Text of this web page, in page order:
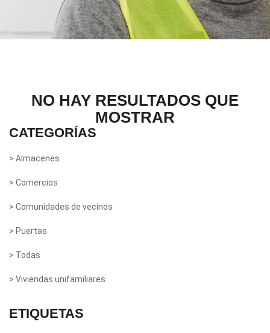
NO HAY RESULTADOS QUE
MOSTRAR
CATEGORÍAS
> Almacenes
> Comercios
> Comunidades de vecinos
> Puertas
> Todas
> Viviendas unifamiliares
ETIQUETAS